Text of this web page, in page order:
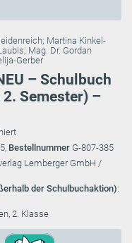
; Martina Kinkel-
; Mag. Dr. Gordan
Gerber
– Schulbuch
Semester) –
Bestellnummer G-807-385
Lemberger GmbH /
der Schulbuchaktion):
2. Klasse